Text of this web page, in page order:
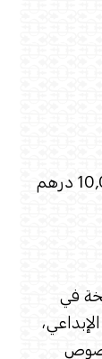
بالإضافة إلى 7 جوائز تشجيعية بقيمة 10,000 درهم
في